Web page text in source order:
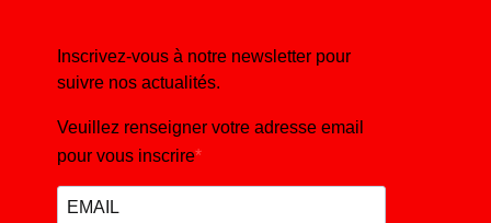
Inscrivez-vous à notre newsletter pour
suivre nos actualités.
Veuillez renseigner votre adresse email
pour vous inscrire